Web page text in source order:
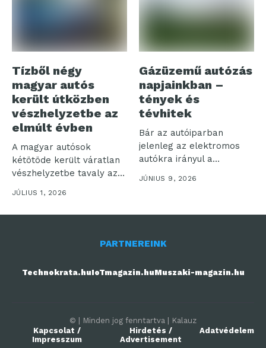
Tízből négy
magyar autós
került útközben
vészhelyzetbe az
elmúlt évben
A magyar autósok
kétötöde került váratlan
vészhelyzetbe tavaly az
utakon, miközben a...
JÚLIUS 1, 2026
Gázüzemű autózás
napjainkban –
tények és
tévhitek
Bár az autóiparban
jelenleg az elektromos
autókra irányul a
legnagyobb figyelem, a...
JÚNIUS 9, 2026
PARTNEREINK
Technokrata.huIoTmagazin.huMuszaki-magazin.hu
© | Minden jog fenntartva | Kalauz
Kapcsolat /
Impresszum
Hirdetés /
Advertisement
Adatvédelem